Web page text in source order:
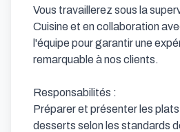
Vous travaillerez sous la
Cuisine et en collaboration
l'équipe pour garantir une
remarquable à nos clients.
Responsabilités :
Préparer et présenter les
desserts selon les standards